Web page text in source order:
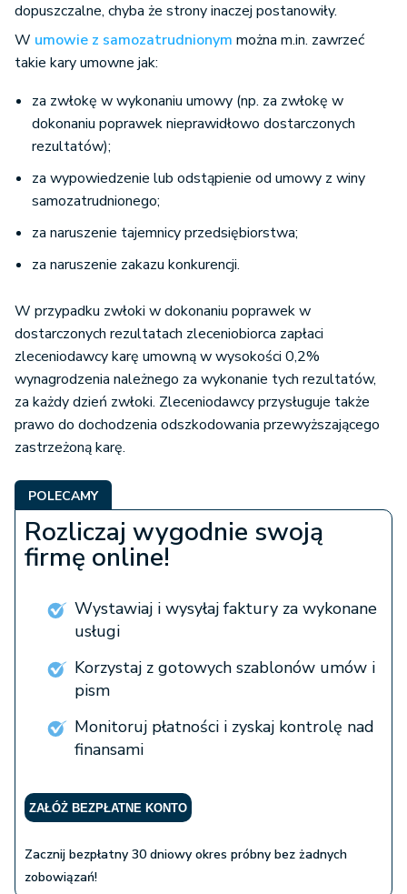
dopuszczalne, chyba że strony inaczej postanowiły.
W umowie z samozatrudnionym można m.in. zawrzeć
takie kary umowne jak:
za zwłokę w wykonaniu umowy (np. za zwłokę w
dokonaniu poprawek nieprawidłowo dostarczonych
rezultatów);
za wypowiedzenie lub odstąpienie od umowy z winy
samozatrudnionego;
za naruszenie tajemnicy przedsiębiorstwa;
za naruszenie zakazu konkurencji.
W przypadku zwłoki w dokonaniu poprawek w
dostarczonych rezultatach zleceniobiorca zapłaci
zleceniodawcy karę umowną w wysokości 0,2%
wynagrodzenia należnego za wykonanie tych rezultatów,
za każdy dzień zwłoki. Zleceniodawcy przysługuje także
prawo do dochodzenia odszkodowania przewyższającego
zastrzeżoną karę.
POLECAMY
Rozliczaj wygodnie swoją
firmę online!
Wystawiaj i wysyłaj faktury za wykonane
usługi
Korzystaj z gotowych szablonów umów i
pism
Monitoruj płatności i zyskaj kontrolę nad
finansami
ZAŁÓŻ BEZPŁATNE KONTO
Zacznij bezpłatny 30 dniowy okres próbny bez żadnych
zobowiązań!